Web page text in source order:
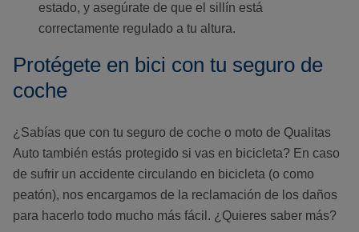
estado, y asegúrate de que el sillín está
correctamente regulado a tu altura.
Protégete en bici con tu seguro de
coche
¿Sabías que con tu seguro de coche o moto de Qualitas
Auto también estás protegido si vas en bicicleta? En caso
de sufrir un accidente circulando en bicicleta (o como
peatón), nos encargamos de la reclamación de los daños
para hacerlo todo mucho más fácil. ¿Quieres saber más?